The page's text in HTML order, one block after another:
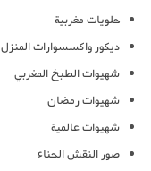
حلويات مغربية
ديكور واكسسوارات المنزل
شهيوات الطبخ المغربي
شهيوات رمضان
شهيوات عالمية
صور النقش الحناء